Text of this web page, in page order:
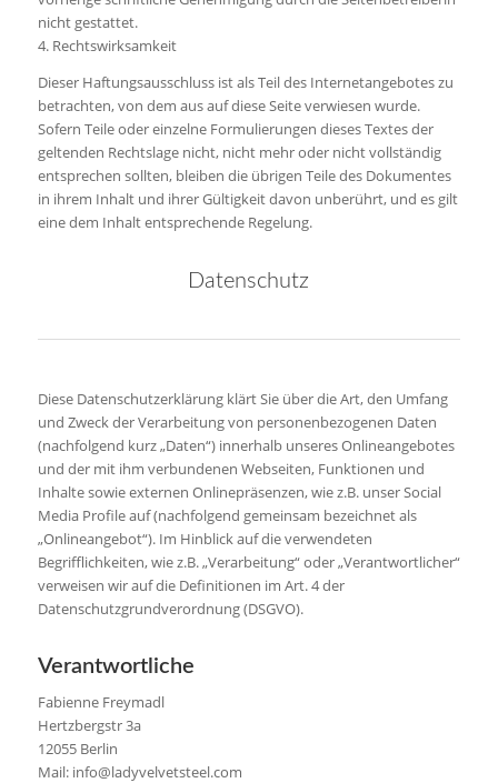
nicht gestattet.
4. Rechtswirksamkeit
Dieser Haftungsausschluss ist als Teil des Internetangebotes zu
betrachten, von dem aus auf diese Seite verwiesen wurde.
Sofern Teile oder einzelne Formulierungen dieses Textes der
geltenden Rechtslage nicht, nicht mehr oder nicht vollständig
entsprechen sollten, bleiben die übrigen Teile des Dokumentes
in ihrem Inhalt und ihrer Gültigkeit davon unberührt, und es gilt
eine dem Inhalt entsprechende Regelung.
Datenschutz
Diese Datenschutzerklärung klärt Sie über die Art, den Umfang
und Zweck der Verarbeitung von personenbezogenen Daten
(nachfolgend kurz „Daten“) innerhalb unseres Onlineangebotes
und der mit ihm verbundenen Webseiten, Funktionen und
Inhalte sowie externen Onlinepräsenzen, wie z.B. unser Social
Media Profile auf (nachfolgend gemeinsam bezeichnet als
„Onlineangebot“). Im Hinblick auf die verwendeten
Begrifflichkeiten, wie z.B. „Verarbeitung“ oder „Verantwortlicher“
verweisen wir auf die Definitionen im Art. 4 der
Datenschutzgrundverordnung (DSGVO).
Verantwortliche
Fabienne Freymadl
Hertzbergstr 3a
12055 Berlin
Mail: info@ladyvelvetsteel.com